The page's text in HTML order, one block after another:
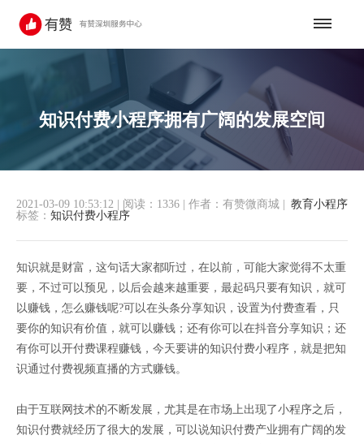
知识付费小程序拥有广阔的发展空间
教育小程序
2021-03-09 10:53:12 阅读：1336 作者：有赞微商城
标签： 知识付费小程序
知识就是财富，这句话大家都听过，在以前，可能大家觉得不太重
要，不过可以预见，以后会越来越重要，最起码只要有知识，就可
以赚钱，怎么赚钱呢?可以在头条分享知识，设置为付费查看，只
要你的知识有价值，就可以赚钱；还有你可以在抖音分享知识；还
有你可以开付费课程赚钱，今天要讲的知识付费小程序，就是把知
识通过付费视频直播的方式赚钱。
由于互联网技术的不断发展，尤其是在市场上出现了小程序之后，
知识付费就经历了很大的发展，可以说知识付费产业拥有广阔的发